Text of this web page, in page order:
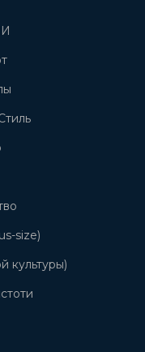
size)
культуры)